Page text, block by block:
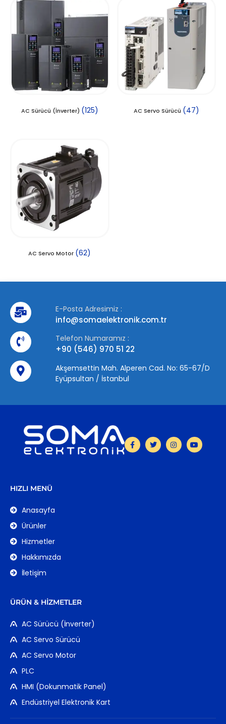
AC Sürücü (İnverter) (125) AC Servo Sürücü (47)
AC Servo Motor (62)
E-Posta Adresimiz :
info@somaelektronik.com.tr
Telefon Numaramız :
+90 (546) 970 51 22
Akşemsettin Mah. Alperen Cad. No: 65-67/D
Eyüpsultan / İstanbul
HIZLI MENÜ
Anasayfa
Ürünler
Hizmetler
Hakkımızda
İletişim
ÜRÜN & HIZMETLER
AC Sürücü (İnverter)
AC Servo Sürücü
AC Servo Motor
PLC
HMI (Dokunmatik Panel)
Endüstriyel Elektronik Kart